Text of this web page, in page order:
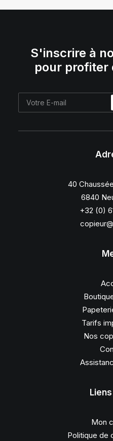
S'inscrire à
pour profiter
40
6840
+32 (0)
Tarifs
Nos
Mon
Politique de